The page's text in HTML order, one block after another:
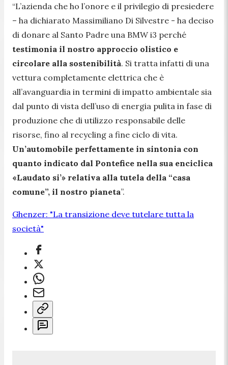
“L’azienda che ho l’onore e il privilegio di presiedere
– ha dichiarato Massimiliano Di Silvestre - ha deciso
di donare al Santo Padre una BMW i3 perché
testimonia il nostro approccio olistico e
circolare alla sostenibilità. Si tratta infatti di una
vettura completamente elettrica che è
all’avanguardia in termini di impatto ambientale sia
dal punto di vista dell’uso di energia pulita in fase di
produzione che di utilizzo responsabile delle
risorse, fino al recycling a fine ciclo di vita.
Un’automobile perfettamente in sintonia con
quanto indicato dal Pontefice nella sua enciclica
«Laudato si’» relativa alla tutela della “casa
comune”, il nostro pianeta”.
Ghenzer: "La transizione deve tutelare tutta la
società"